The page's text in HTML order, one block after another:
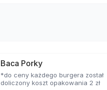
Baca Porky
*do ceny każdego burgera został
doliczony koszt opakowania 2 zł